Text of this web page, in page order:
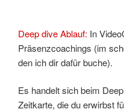
Deep dive Ablauf: In
Präsenzcoachings (im
den ich dir dafür buche).
Es handelt sich beim
Zeitkarte, die du erwirbst